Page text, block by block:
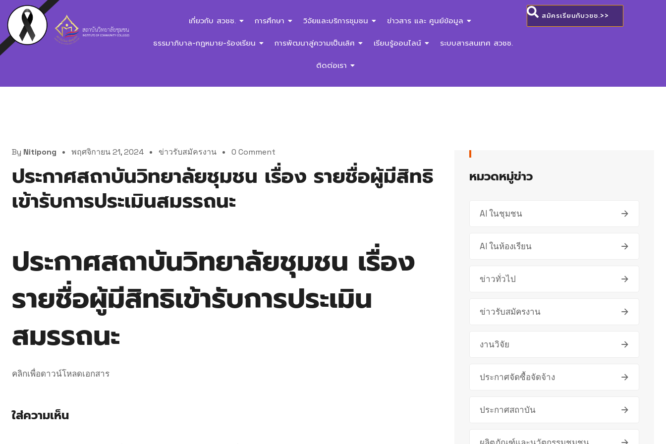
เกี่ยวกับ สวชช. การศึกษา วิจัยและบริการชุมชน ข่าวสาร และ ศูนย์ข้อมูล
ธรรมาภิบาล-กฏหมาย-ร้องเรียน การพัฒนาสู่ความเป็นเลิศ เรียนรู้ออนไลน์ ระบบสารสนเทศ สวชช.
ติดต่อเรา
สมัครเรียนกับวชช.>>
By Nitipong พฤศจิกายน 21, 2024 ข่าวรับสมัครงาน 0 Comment
ประกาศสถาบันวิทยาลัยชุมชน เรื่อง รายชื่อผู้มีสิทธิ
เข้ารับการประเมินสมรรถนะ
ประกาศสถาบันวิทยาลัยชุมชน เรื่อง
รายชื่อผู้มีสิทธิเข้ารับการประเมิน
สมรรถนะ
คลิกเพื่อดาวน์โหลดเอกสาร
ใส่ความเห็น
หมวดหมู่ข่าว
AI ในชุมชน
AI ในห้องเรียน
ข่าวทั่วไป
ข่าวรับสมัครงาน
งานวิจัย
ประกาศจัดซื้อจัดจ้าง
ประกาศสถาบัน